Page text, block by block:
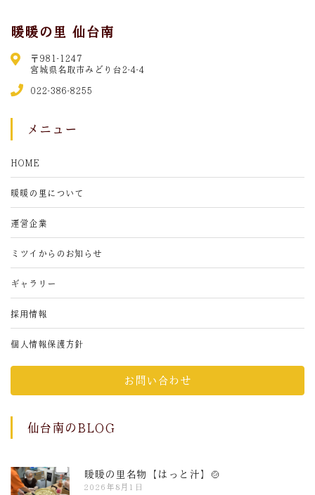
暖暖の里 仙台南
〒981-1247
宮城県名取市みどり台2-4-4
022-386-8255
メニュー
HOME
暖暖の里について
運営企業
ミツイからのお知らせ
ギャラリー
採用情報
個人情報保護方針
お問い合わせ
仙台南のBLOG
暖暖の里名物【はっと汁】🍲
2026年8月1日